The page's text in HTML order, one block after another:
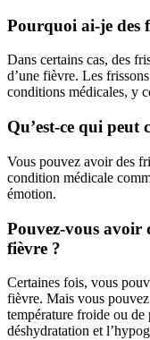
Pourquoi ai-je des
Dans certains cas, des
d’une fièvre. Les
conditions médicales, y
Qu’est-ce qui peut
Vous pouvez avoir des
condition médicale
émotion.
Pouvez-vous avoir
fièvre ?
Certaines fois, vous
fièvre. Mais vous pouvez
température froide ou de
déshydratation et